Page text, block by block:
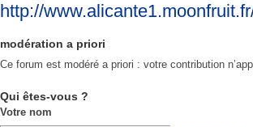
http://
modération a priori
Ce forum est modéré a priori : votre contribution
Qui êtes-vous ?
Votre nom